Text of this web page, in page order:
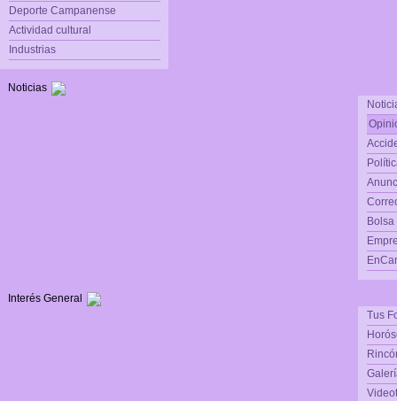
Deporte Campanense
Actividad cultural
Industrias
Noticias
Interés General
Tus